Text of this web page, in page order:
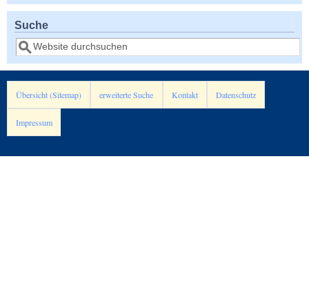
Suche
Suche
Übersicht (Sitemap) erweiterte Suche Kontakt Datenschutz
Impressum